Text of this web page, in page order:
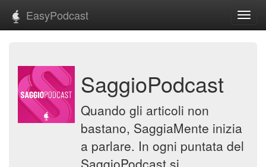
EasyPodcast
SaggioPodcast
Quando gli articoli non
bastano, SaggiaMente inizia
a parlare. In ogni puntata del
SaggioPodcast si